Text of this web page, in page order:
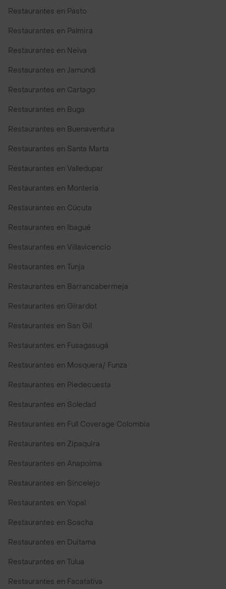
Restaurantes en Pasto
Restaurantes en Palmira
Restaurantes en Neiva
Restaurantes en Jamundi
Restaurantes en Cartago
Restaurantes en Buga
Restaurantes en Buenaventura
Restaurantes en Santa Marta
Restaurantes en Valledupar
Restaurantes en Monteria
Restaurantes en Cúcuta
Restaurantes en Ibagué
Restaurantes en Villavicencio
Restaurantes en Tunja
Restaurantes en Barrancabermeja
Restaurantes en Girardot
Restaurantes en San Gil
Restaurantes en Fusagasugá
Restaurantes en Mosquera/ Funza
Restaurantes en Piedecuesta
Restaurantes en Soledad
Restaurantes en Full Coverage Colombia
Restaurantes en Zipaquira
Restaurantes en Anapoima
Restaurantes en Sincelejo
Restaurantes en Yopal
Restaurantes en Soacha
Restaurantes en Duitama
Restaurantes en Tulua
Restaurantes en Facatativa